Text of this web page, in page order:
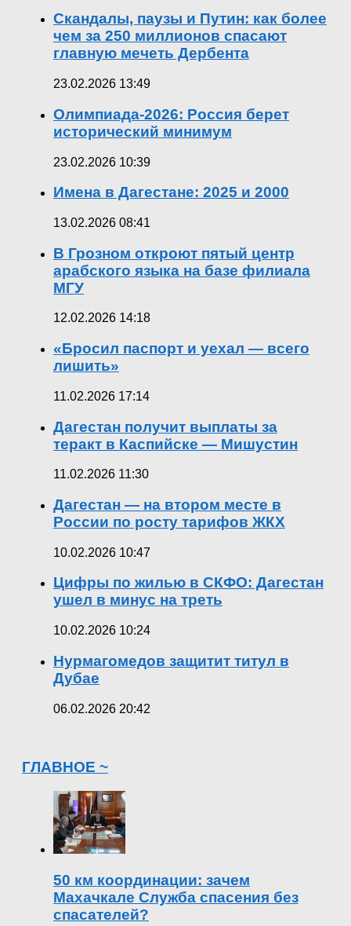
Скандалы, паузы и Путин: как более
чем за 250 миллионов спасают
главную мечеть Дербента
23.02.2026 13:49
Олимпиада-2026: Россия берет
исторический минимум
23.02.2026 10:39
Имена в Дагестане: 2025 и 2000
13.02.2026 08:41
В Грозном откроют пятый центр
арабского языка на базе филиала
МГУ
12.02.2026 14:18
«Бросил паспорт и уехал — всего
лишить»
11.02.2026 17:14
Дагестан получит выплаты за
теракт в Каспийске — Мишустин
11.02.2026 11:30
Дагестан — на втором месте в
России по росту тарифов ЖКХ
10.02.2026 10:47
Цифры по жилью в СКФО: Дагестан
ушел в минус на треть
10.02.2026 10:24
Нурмагомедов защитит титул в
Дубае
06.02.2026 20:42
ГЛАВНОЕ ~
50 км координации: зачем
Махачкале Служба спасения без
спасателей?